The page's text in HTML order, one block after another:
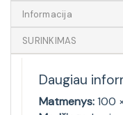
Informacija
SURINKIMAS
Daugiau
Matmenys:100